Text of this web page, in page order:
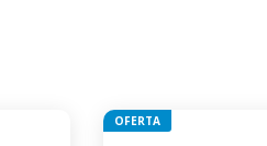
OFERTA